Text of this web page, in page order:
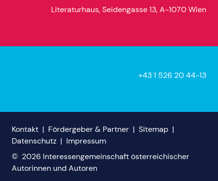
Literaturhaus, Seidengasse 13, A-1070 Wien
+43 1 526 20 44-13
Kontakt | Fördergeber & Partner | Sitemap |
Datenschutz | Impressum
© 2026 Interessengemeinschaft österreichischer
Autorinnen und Autoren